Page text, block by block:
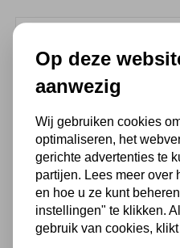
(4,3
Chat met ons
Voor 16.00 u
verzonden
(Technische)
548 51 75 75
1.500 m2 winkel
Twents
Op deze
aanwezig
Wij gebruiken cookies
optimaliseren, het
gerichte advertenties te
partijen. Lees meer over
en hoe u ze kunt
instellingen" te klikken.
gebruik van cookies,